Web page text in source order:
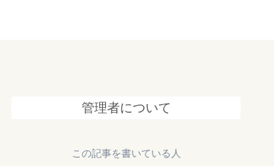
管理者について
この記事を書いている人